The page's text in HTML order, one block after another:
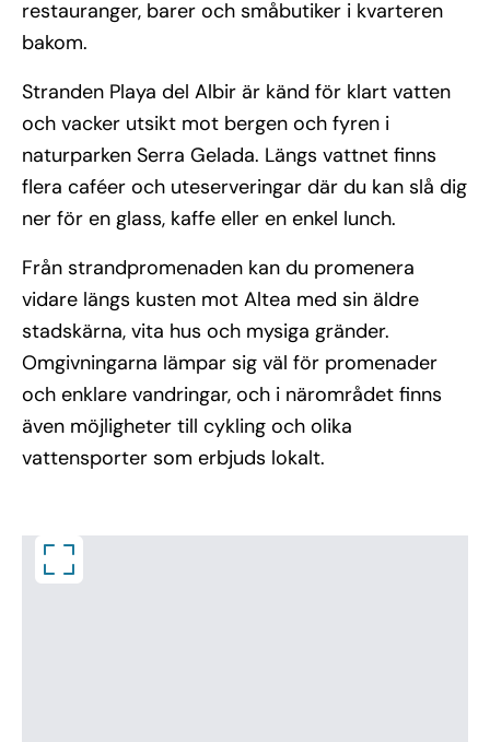
restauranger, barer och småbutiker i kvarteren
bakom.
Stranden Playa del Albir är känd för klart vatten
och vacker utsikt mot bergen och fyren i
naturparken Serra Gelada. Längs vattnet finns
flera caféer och uteserveringar där du kan slå dig
ner för en glass, kaffe eller en enkel lunch.
Från strandpromenaden kan du promenera
vidare längs kusten mot Altea med sin äldre
stadskärna, vita hus och mysiga gränder.
Omgivningarna lämpar sig väl för promenader
och enklare vandringar, och i närområdet finns
även möjligheter till cykling och olika
vattensporter som erbjuds lokalt.